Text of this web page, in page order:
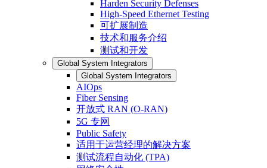
Harden Security Defenses
High-Speed Ethernet Testing
可扩展制造
技术和服务介绍
测试和开发
Global System Integrators
Global System Integrators
AIOps
Fiber Sensing
开放式 RAN (O-RAN)
5G 专网
Public Safety
适用于运营经理的解决方案
测试流程自动化 (TPA)